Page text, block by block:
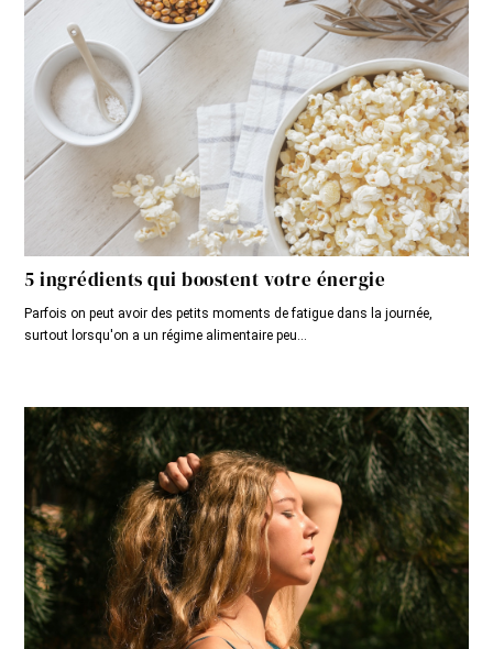
5 ingrédients qui boostent votre énergie
Parfois on peut avoir des petits moments de fatigue dans la journée,
surtout lorsqu'on a un régime alimentaire peu...